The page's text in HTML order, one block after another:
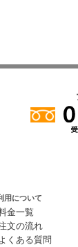
用について
金一覧
文の流れ
よくある質問